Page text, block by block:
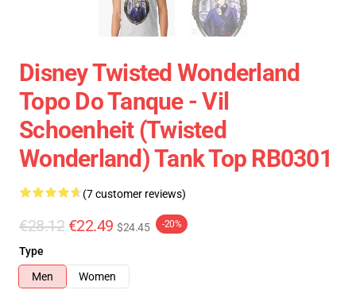
Disney Twisted Wonderland
Topo Do Tanque - Vil
Schoenheit (Twisted
Wonderland) Tank Top RB0301
(7 customer reviews)
€28.12 €22.49 $24.45 -20%
Type
Men
Women